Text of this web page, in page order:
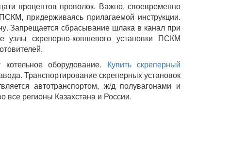
процентов проволок. Важно, своевременно
придерживаясь прилагаемой инструкции.
Запрещается сбрасывание шлака в канал при
узлы скреперно-ковшевого установки ПСКМ
оборудование. Купить скреперный
Транспортирование скреперных установок
автотранспортом, ж/д полувагонами и
все регионы Казахстана и России.